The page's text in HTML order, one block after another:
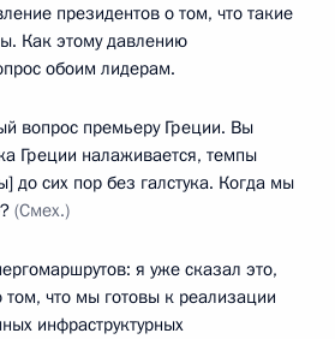
президентов о том, что такие
Как этому давлению
обоим лидерам.
вопрос премьеру Греции. Вы
Греции налаживается, темпы
до сих пор без галстука. Когда мы
(Смех.)
я уже сказал это,
том, что мы готовы к реализации
инфраструктурных